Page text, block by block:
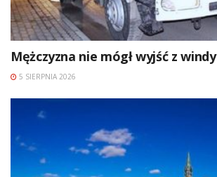
Mężczyzna nie mógł wyjść z windy
5 SIERPNIA 2026